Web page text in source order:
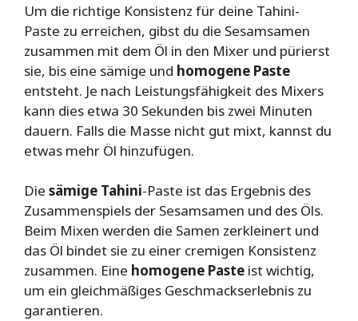
Um die richtige Konsistenz für deine Tahini-
Paste zu erreichen, gibst du die Sesamsamen
zusammen mit dem Öl in den Mixer und pürierst
sie, bis eine sämige und homogene Paste
entsteht. Je nach Leistungsfähigkeit des Mixers
kann dies etwa 30 Sekunden bis zwei Minuten
dauern. Falls die Masse nicht gut mixt, kannst du
etwas mehr Öl hinzufügen.
Die sämige Tahini-Paste ist das Ergebnis des
Zusammenspiels der Sesamsamen und des Öls.
Beim Mixen werden die Samen zerkleinert und
das Öl bindet sie zu einer cremigen Konsistenz
zusammen. Eine homogene Paste ist wichtig,
um ein gleichmäßiges Geschmackserlebnis zu
garantieren.